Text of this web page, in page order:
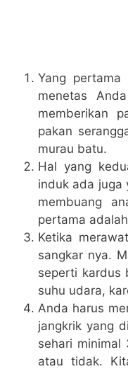
Yang
menetas
memberikan
pakan
murau batu.
Hal yang
induk ada juga
membuang
pertama
Ketika
sangkar nya.
seperti kardus
suhu udara,
Anda harus
jangkrik yang
sehari
atau tidak.